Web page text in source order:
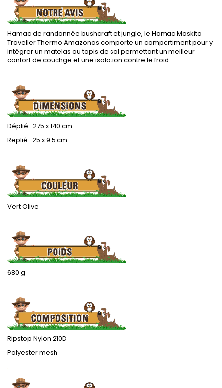
Hamac de randonnée bushcraft et jungle, le Hamac Moskito
Traveller Thermo Amazonas comporte un compartiment pour y
intégrer un matelas ou tapis de sol permettant un meilleur
confort de couchge et une isolation contre le froid
.
Déplié : 275 x 140 cm
Replié : 25 x 9.5 cm
.
Vert Olive
.
680 g
.
Ripstop Nylon 210D
Polyester mesh
.